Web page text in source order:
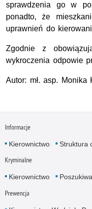
sprawdzenia go w
ponadto, że
uprawnień do
Zgodnie z
wykroczenia odpowie
Autor: mł. asp. Monika
Informacje
Kierownictwo Struktura
Kryminalne
Kierownictwo
Prewencja